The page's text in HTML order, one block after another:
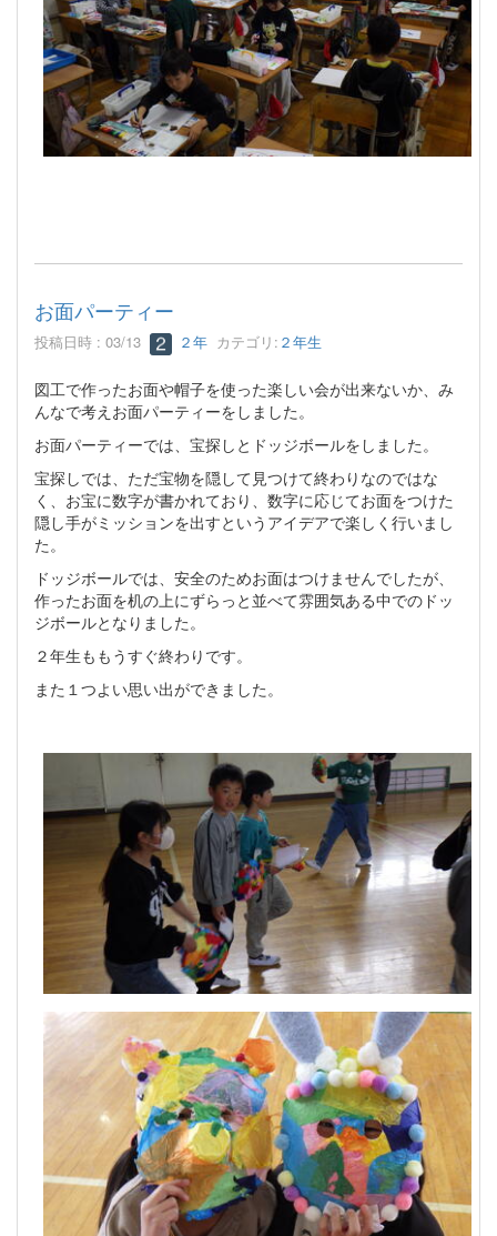
お面パーティー
投稿日時 : 03/13 ２年 カテゴリ: ２年生
図工で作ったお面や帽子を使った楽しい会が出来ないか、み
んなで考えお面パーティーをしました。
お面パーティーでは、宝探しとドッジボールをしました。
宝探しでは、ただ宝物を隠して見つけて終わりなのではな
く、お宝に数字が書かれており、数字に応じてお面をつけた
隠し手がミッションを出すというアイデアで楽しく行いまし
た。
ドッジボールでは、安全のためお面はつけませんでしたが、
作ったお面を机の上にずらっと並べて雰囲気ある中でのドッ
ジボールとなりました。
２年生ももうすぐ終わりです。
また１つよい思い出ができました。